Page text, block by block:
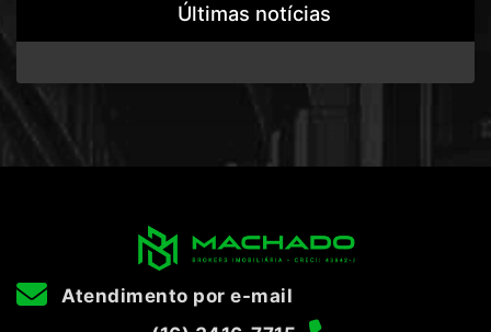
Últimas notícias
Atendimento por e-mail